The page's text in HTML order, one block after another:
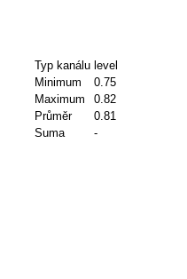
Typ kanálu level
Minimum
0.75
Maximum
0.82
Průměr
0.81
Suma
-